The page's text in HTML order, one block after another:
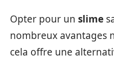
Opter pour un slime
nombreux avantages
cela offre une